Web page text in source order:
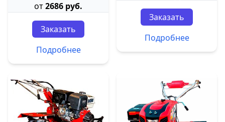
от2686 руб.
Заказать
Подробнее
Заказать
Подробнее